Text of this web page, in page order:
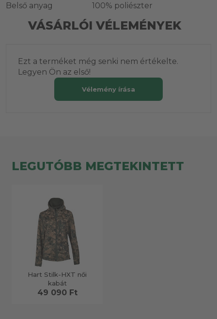
Belső anyag 100% poliészter
VÁSÁRLÓI VÉLEMÉNYEK
Ezt a terméket még senki nem értékelte.
Legyen Ön az első!
Vélemény írása
LEGUTÓBB MEGTEKINTETT
Hart Stilk-HXT női
kabát
49 090 Ft